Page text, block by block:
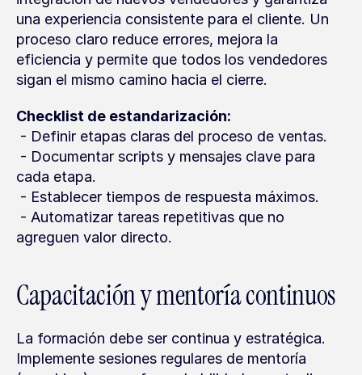
una experiencia consistente para el cliente. Un
proceso claro reduce errores, mejora la
eficiencia y permite que todos los vendedores
sigan el mismo camino hacia el cierre.
Checklist de estandarización:
- Definir etapas claras del proceso de ventas.
cada etapa.
- Establecer tiempos de respuesta máximos.
agreguen valor directo.
Capacitación y mentoría continuos
La formación debe ser continua y estratégica.
Implemente sesiones regulares de mentoría